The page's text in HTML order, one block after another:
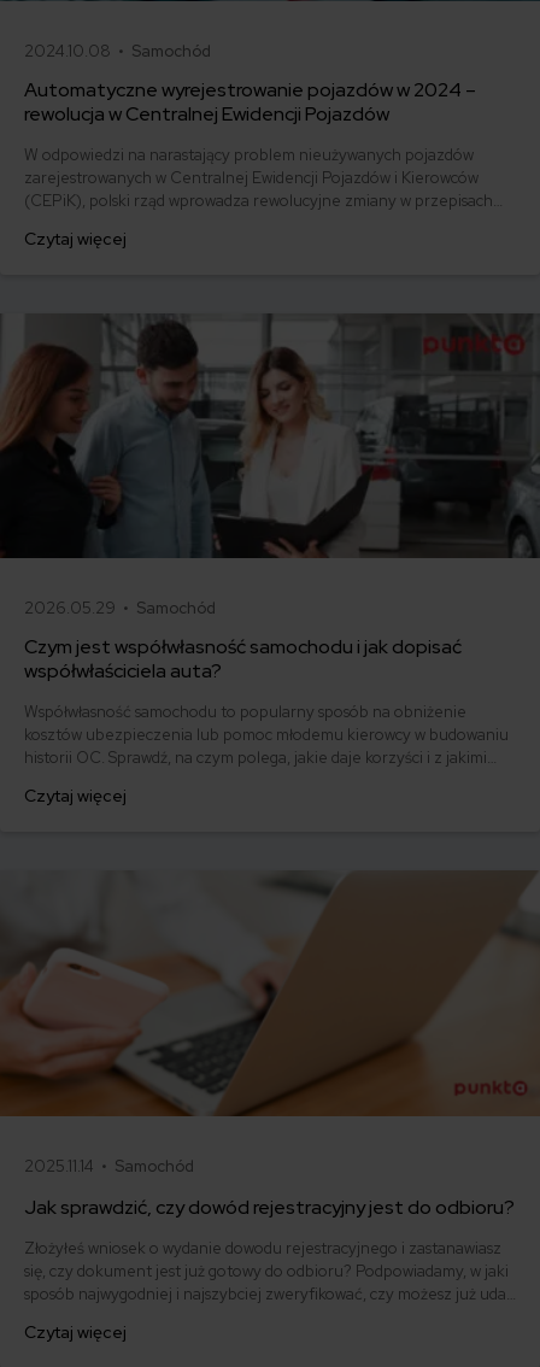
2024.10.08 • Samochód
Automatyczne wyrejestrowanie pojazdów w 2024 –
rewolucja w Centralnej Ewidencji Pojazdów
W odpowiedzi na narastający problem nieużywanych pojazdów
zarejestrowanych w Centralnej Ewidencji Pojazdów i Kierowców
(CEPiK), polski rząd wprowadza rewolucyjne zmiany w przepisach
automatyczne wyrejestrowanie setek tysięcy tzw. martwych
Czytaj więcej
2026.05.29 • Samochód
Czym jest współwłasność samochodu i jak dopisać
współwłaściciela auta?
Współwłasność samochodu to popularny sposób na obniżenie
kosztów ubezpieczenia lub pomoc młodemu kierowcy w budowaniu
historii OC. Sprawdź, na czym polega, jakie daje korzyści i z jakimi
Czytaj więcej
2025.11.14 • Samochód
Jak sprawdzić, czy dowód rejestracyjny jest do odbioru?
Złożyłeś wniosek o wydanie dowodu rejestracyjnego i zastanawiasz
się, czy dokument jest już gotowy do odbioru? Podpowiadamy, w jaki
sposób najwygodniej i najszybciej zweryfikować, czy możesz już udać
masz na jego odbiór i jaki jest standardowy czas oczekiwania na
Czytaj więcej